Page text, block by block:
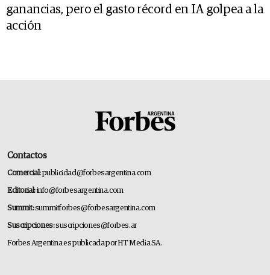
ganancias, pero el gasto récord en IA golpea a la
acción
Contactos
Comercial:publicidad@forbesargentina.com
Editorial:info@forbesargentina.com
Summit:summitforbes@forbesargentina.com
Suscripciones:suscripciones@forbes.ar
Forbes Argentina es publicada por HT Media SA.